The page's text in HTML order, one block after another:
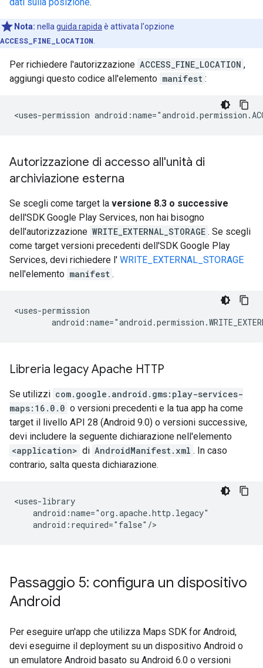
Nota: nella guida rapida è attivata l'opzione
ACCESS_FINE_LOCATION
Per richiedere l'autorizzazione ACCESS_FINE_LOCATION ,
aggiungi questo codice all'elemento manifest :
<uses-permission
Autorizzazione di accesso all'unità di
archiviazione esterna
Se scegli come target la versione 8.3 o successive
dell'SDK Google Play Services, non hai bisogno
dell'autorizzazione WRITE_EXTERNAL_STORAGE . Se scegli
come target versioni precedenti dell'SDK Google Play
Services, devi richiedere l' WRITE_EXTERNAL_STORAGE
nell'elemento manifest .
Libreria legacy Apache HTTP
Se utilizzi com.google.android.gms:play-services-
maps:16.0.0 o versioni precedenti e la tua app ha come
target il livello API 28 (Android 9.0) o versioni successive,
devi includere la seguente dichiarazione nell'elemento
<application> di AndroidManifest.xml . In caso
contrario, salta questa dichiarazione.
Passaggio 5: configura un dispositivo
Android
Per eseguire un'app che utilizza Maps SDK for Android,
devi eseguirne il deployment su un dispositivo Android o
un emulatore Android basato su Android 6.0 o versioni